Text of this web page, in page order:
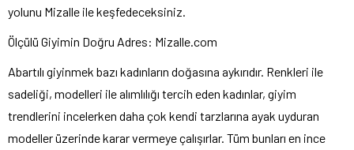
yolunu Mizalle ile keşfedeceksiniz.
Ölçülü Giyimin Doğru Adres: Mizalle.com
Abartılı giyinmek bazı kadınların doğasına aykırıdır. Renkleri ile
sadeliği, modelleri ile alımlılığı tercih eden kadınlar, giyim
trendlerini incelerken daha çok kendi tarzlarına ayak uyduran
modeller üzerinde karar vermeye çalışırlar. Tüm bunları en ince